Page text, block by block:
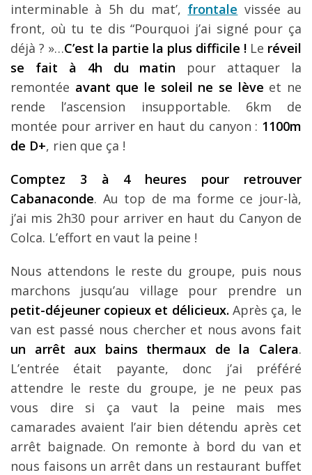
interminable à 5h du mat’, frontale vissée au
front, où tu te dis “Pourquoi j’ai signé pour ça
déjà ? »…C’est la partie la plus difficile ! Le réveil
se fait à 4h du matin pour attaquer la
remontée avant que le soleil ne se lève et ne
rende l’ascension insupportable. 6km de
montée pour arriver en haut du canyon : 1100m
de D+, rien que ça !
Comptez 3 à 4 heures pour retrouver
Cabanaconde. Au top de ma forme ce jour-là,
j’ai mis 2h30 pour arriver en haut du Canyon de
Colca. L’effort en vaut la peine !
Nous attendons le reste du groupe, puis nous
marchons jusqu’au village pour prendre un
petit-déjeuner copieux et délicieux. Après ça, le
van est passé nous chercher et nous avons fait
un arrêt aux bains thermaux de la Calera.
L’entrée était payante, donc j’ai préféré
attendre le reste du groupe, je ne peux pas
vous dire si ça vaut la peine mais mes
camarades avaient l’air bien détendu après cet
arrêt baignade. On remonte à bord du van et
nous faisons un arrêt dans un restaurant buffet